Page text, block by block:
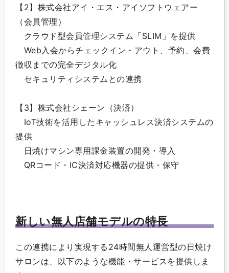
【2】株式会社アイ・エス・アイソフトウェアー
（会員管理）
クラウド型会員管理システム「SLIM」を提供
Web入会からチェックイン・アウト、予約、会費
徴収までの完全デジタル化
セキュリティシステムとの連携
【3】株式会社シェーン（決済）
IoT技術を活用したキャッシュレス決済システムの
提供
日焼けマシン専用課金装置の開発・導入
QRコード・IC決済対応機器の提供・保守
新しい無人店舗モデルの特長
この連携により実現する24時間無人運営型の日焼け
サロンは、以下のような機能・サービスを提供しま